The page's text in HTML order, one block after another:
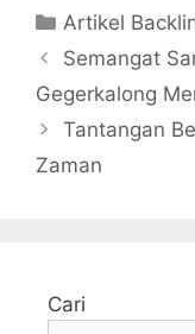
Kategori
Artikel
Semangat
Gegerkalong
Tantangan
Zaman
Cari